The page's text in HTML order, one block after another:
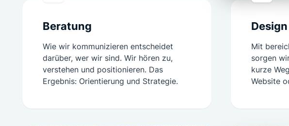
Beratung
Wie wir kommunizieren entscheidet
darüber, wer wir sind. Wir hören zu,
verstehen und positionieren. Das
Ergebnis: Orientierung und Strategie.
Mit
sorgen
kurze
Website